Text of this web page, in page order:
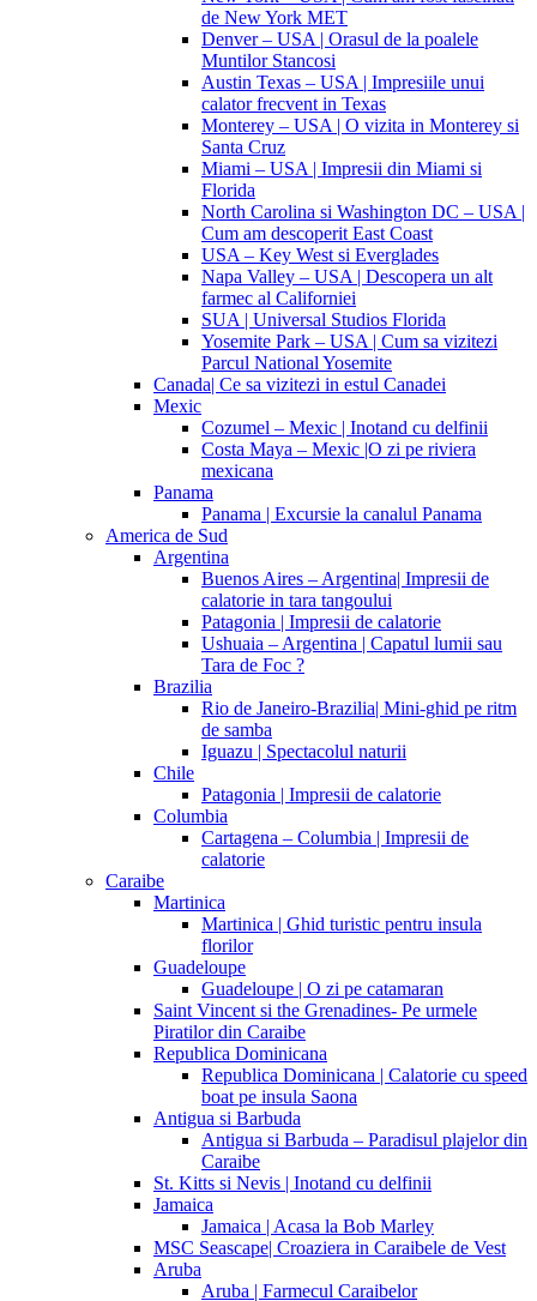
de New York MET
Denver – USA | Orasul de la poalele
Muntilor Stancosi
Austin Texas – USA | Impresiile unui
calator frecvent in Texas
Monterey – USA | O vizita in Monterey si
Santa Cruz
Miami – USA | Impresii din Miami si
Florida
North Carolina si Washington DC – USA |
Cum am descoperit East Coast
USA – Key West si Everglades
Napa Valley – USA | Descopera un alt
farmec al Californiei
SUA | Universal Studios Florida
Yosemite Park – USA | Cum sa vizitezi
Parcul National Yosemite
Canada| Ce sa vizitezi in estul Canadei
Mexic
Cozumel – Mexic | Inotand cu delfinii
Costa Maya – Mexic |O zi pe riviera
mexicana
Panama
Panama | Excursie la canalul Panama
America de Sud
Argentina
Buenos Aires – Argentina| Impresii de
calatorie in tara tangoului
Patagonia | Impresii de calatorie
Ushuaia – Argentina | Capatul lumii sau
Tara de Foc ?
Brazilia
Rio de Janeiro-Brazilia| Mini-ghid pe ritm
de samba
Iguazu | Spectacolul naturii
Chile
Patagonia | Impresii de calatorie
Columbia
Cartagena – Columbia | Impresii de
calatorie
Caraibe
Martinica
Martinica | Ghid turistic pentru insula
florilor
Guadeloupe
Guadeloupe | O zi pe catamaran
Saint Vincent si the Grenadines- Pe urmele
Piratilor din Caraibe
Republica Dominicana
Republica Dominicana | Calatorie cu speed
boat pe insula Saona
Antigua si Barbuda
Antigua si Barbuda – Paradisul plajelor din
Caraibe
St. Kitts si Nevis | Inotand cu delfinii
Jamaica
Jamaica | Acasa la Bob Marley
MSC Seascape| Croaziera in Caraibele de Vest
Aruba
Aruba | Farmecul Caraibelor